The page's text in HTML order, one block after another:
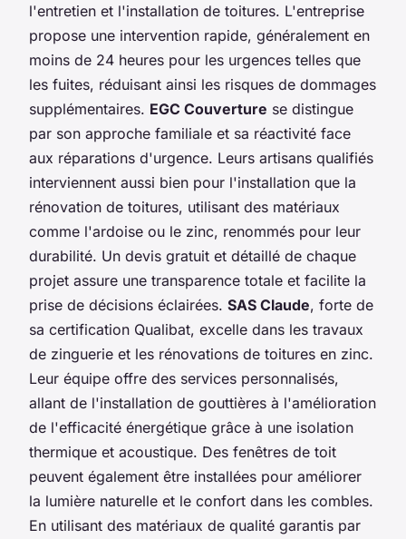
l'entretien et l'installation de toitures. L'entreprise
propose une intervention rapide, généralement en
moins de 24 heures pour les urgences telles que
les fuites, réduisant ainsi les risques de dommages
supplémentaires. EGC Couverture se distingue
par son approche familiale et sa réactivité face
aux réparations d'urgence. Leurs artisans qualifiés
interviennent aussi bien pour l'installation que la
rénovation de toitures, utilisant des matériaux
comme l'ardoise ou le zinc, renommés pour leur
durabilité. Un devis gratuit et détaillé de chaque
projet assure une transparence totale et facilite la
prise de décisions éclairées. SAS Claude, forte de
sa certification Qualibat, excelle dans les travaux
de zinguerie et les rénovations de toitures en zinc.
Leur équipe offre des services personnalisés,
allant de l'installation de gouttières à l'amélioration
de l'efficacité énergétique grâce à une isolation
thermique et acoustique. Des fenêtres de toit
peuvent également être installées pour améliorer
la lumière naturelle et le confort dans les combles.
En utilisant des matériaux de qualité garantis par